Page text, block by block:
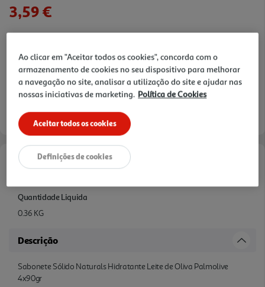
3,59 €
Características
Quantidade Liquida
0.36 KG
Descrição
Sabonete Sólido Naturals Hidratante Leite de Oliva Palmolive
4x90gr
Ao clicar em "Aceitar todos os cookies", concorda com o
armazenamento de cookies no seu dispositivo para melhorar
a navegação no site, analisar a utilização do site e ajudar nas
nossas iniciativas de marketing. Política de Cookies
Aceitar todos os cookies
Definições de cookies